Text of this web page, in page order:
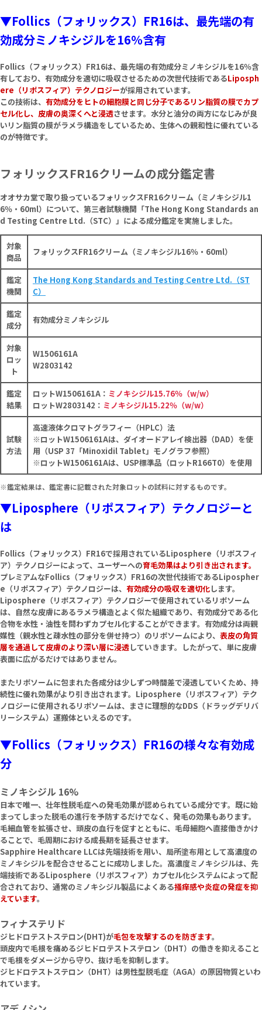
▼Follics（フォリックス）FR16は、最先端の有
効成分ミノキシジルを16％含有
Follics（フォリックス）FR16は、最先端の有効成分ミノキシジルを16％含
有しており、有効成分を適切に吸収させるための次世代技術であるLiposph
ere（リポスフィア）テクノロジーが採用されています。
この技術は、 有効成分をヒトの細胞膜と同じ分子であるリン脂質の膜でカプ
セル化し、皮膚の奥深くへと浸透させます。水分と油分の両方になじみが良
いリン脂質の膜がラメラ構造をしているため、生体への親和性に優れている
のが特徴です。
フォリックスFR16クリームの成分鑑定書
オオサカ堂で取り扱っているフォリックスFR16クリーム（ミノキシジル1
6％・60ml）について、第三者試験機関「The Hong Kong Standards an
d Testing Centre Ltd.（STC）」による成分鑑定を実施しました。
対象
商品
フォリックスFR16クリーム（ミノキシジル16％・60ml）
鑑定
機関
The Hong Kong Standards and Testing Centre Ltd.（ST
C）
鑑定
成分
有効成分ミノキシジル
対象
ロッ
ト
W1506161A
W2803142
鑑定
結果
ロットW1506161A： ミノキシジル15.76％（w/w）
ロットW2803142： ミノキシジル15.22％（w/w）
試験
方法
高速液体クロマトグラフィー（HPLC）法
※ロットW1506161Aは、ダイオードアレイ検出器（DAD）を使
用（USP 37「Minoxidil Tablet」モノグラフ参照）
※ロットW1506161Aは、USP標準品（ロットR166T0）を使用
※鑑定結果は、鑑定書に記載された対象ロットの試料に対するものです。
▼Liposphere（リポスフィア）テクノロジーと
は
Follics（フォリックス）FR16で採用されているLiposphere（リポスフィ
ア）テクノロジーによって、ユーザーへの育毛効果はより引き出されます。
プレミアムなFollics（フォリックス）FR16の次世代技術であるLipospher
e（リポスフィア）テクノロジーは、 有効成分の吸収を適切化します。
Liposphere（リポスフィア）テクノロジーで使用されているリポソーム
は、自然な皮膚にあるラメラ構造とよく似た組織であり、有効成分である化
合物を水性・油性を問わずカプセル化することができます。有効成分は両親
媒性（親水性と疎水性の部分を併せ持つ）のリポソームにより、 表皮の角質
層を通過して皮膚のより深い層に浸透していきます。したがって、単に皮膚
表面に広がるだけではありません。
またリポソームに包まれた各成分は少しずつ時間差で浸透していくため、持
続性に優れ効果がより引き出されます。Liposphere（リポスフィア）テク
ノロジーに使用されるリポソームは、まさに理想的なDDS（ドラッグデリバ
リーシステム）運搬体といえるのです。
▼Follics（フォリックス）FR16の様々な有効成
分
ミノキシジル 16%
日本で唯一、壮年性脱毛症への発毛効果が認められている成分です。既に始
まってしまった脱毛の進行を予防するだけでなく、発毛の効果もあります。
毛細血管を拡張させ、頭皮の血行を促すとともに、毛母細胞へ直接働きかけ
ることで、毛周期における成長期を延長させます。
Sapphire Healthcare LLCは先端技術を用い、局所塗布用として高濃度の
ミノキシジルを配合させることに成功しました。高濃度ミノキシジルは、先
端技術であるLiposphere（リポスフィア）カプセル化システムによって配
合されており、通常のミノキシジル製品によくある掻痒感や炎症の発症を抑
えています。
フィナステリド
ジヒドロテストステロン(DHT)が毛包を攻撃するのを防ぎます。
頭皮内で毛根を痛めるジヒドロテストステロン（DHT）の働きを抑えること
で毛根をダメージから守り、抜け毛を抑制します。
ジヒドロテストステロン（DHT）は男性型脱毛症（AGA）の原因物質といわ
れています。